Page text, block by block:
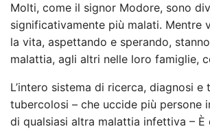
Molti, come il signor Modore, sono
significativamente più malati. Mentre
la vita, aspettando e sperando,
malattia, agli altri nelle loro famiglie,
L’intero sistema di ricerca, diagnosi
tubercolosi – che uccide più persone
di qualsiasi altra malattia infettiva – È